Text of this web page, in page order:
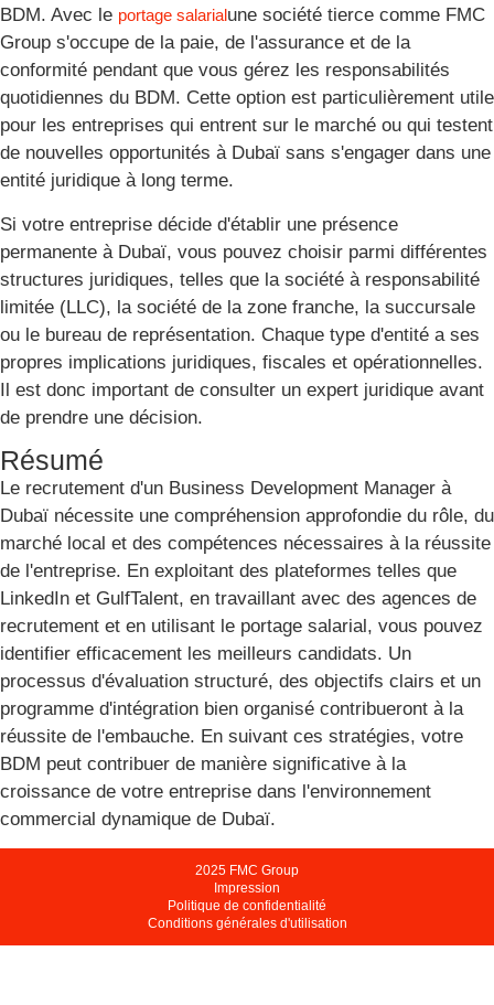
BDM. Avec le portage salarialune société tierce comme FMC
Group s'occupe de la paie, de l'assurance et de la
conformité pendant que vous gérez les responsabilités
quotidiennes du BDM. Cette option est particulièrement utile
pour les entreprises qui entrent sur le marché ou qui testent
de nouvelles opportunités à Dubaï sans s'engager dans une
entité juridique à long terme.
Si votre entreprise décide d'établir une présence
permanente à Dubaï, vous pouvez choisir parmi différentes
structures juridiques, telles que la société à responsabilité
limitée (LLC), la société de la zone franche, la succursale
ou le bureau de représentation. Chaque type d'entité a ses
propres implications juridiques, fiscales et opérationnelles.
Il est donc important de consulter un expert juridique avant
de prendre une décision.
Résumé
Le recrutement d'un Business Development Manager à
Dubaï nécessite une compréhension approfondie du rôle, du
marché local et des compétences nécessaires à la réussite
de l'entreprise. En exploitant des plateformes telles que
LinkedIn et GulfTalent, en travaillant avec des agences de
recrutement et en utilisant le portage salarial, vous pouvez
identifier efficacement les meilleurs candidats. Un
processus d'évaluation structuré, des objectifs clairs et un
programme d'intégration bien organisé contribueront à la
réussite de l'embauche. En suivant ces stratégies, votre
BDM peut contribuer de manière significative à la
croissance de votre entreprise dans l'environnement
commercial dynamique de Dubaï.
2025 FMC Group
Impression
Politique de confidentialité
Conditions générales d'utilisation